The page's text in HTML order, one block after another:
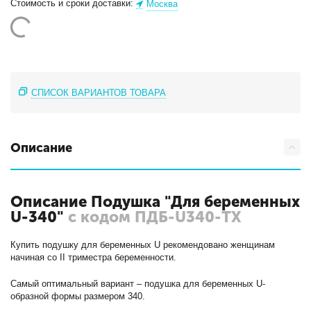
Стоимость и сроки доставки: Москва
СПИСОК ВАРИАНТОВ ТОВАРА
Описание
Описание Подушка "Для беременных
U-340" с кодом ПДБ-U340-ТХ
Купить подушку для беременных U рекомендовано женщинам
начиная со II триместра беременности.
Самый оптимальный вариант – подушка для беременных U-
образной формы размером 340.